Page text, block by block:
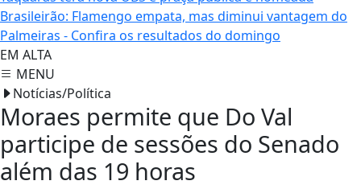
Brasileirão: Flamengo empata, mas diminui vantagem do
Palmeiras - Confira os resultados do domingo
EM ALTA
MENU
Notícias/Política
Moraes permite que Do Val
participe de sessões do Senado
além das 19 horas